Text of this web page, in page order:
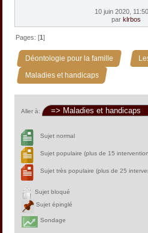
10 juin 2020,
par klrbos
Pages: [1]
Déontologie pour la famille »
Maladies et handicaps
Aller à:
Sujet normal
Sujet populaire (plus de 15
Sujet très populaire (plus de 25
Sujet bloqué
Sujet épinglé
Sondage